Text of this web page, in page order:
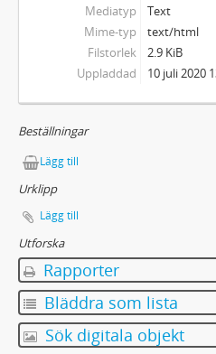
Mediatyp
Text
Mime-typ
text/html
Filstorlek
2.9 KiB
Uppladdad
10 juli 2020
Beställningar
Lägg till
Urklipp
Lägg till
Utforska
Rapporter
Bläddra som lista
Sök digitala objekt